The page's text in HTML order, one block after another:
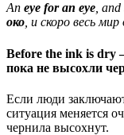
An eye for an eye ,
око , и скоро весь
Before the ink is dry
пока не высохли
Если люди
ситуация меняется
чернила высохнут.